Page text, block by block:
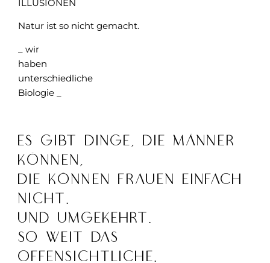
ILLUSIONEN
Natur ist so nicht gemacht.
_ wir
haben
unterschiedliche
Biologie _
Es gibt Dinge, die Männer
können,
die können Frauen einfach
nicht.
Und umgekehrt.
So weit das
Offensichtliche.